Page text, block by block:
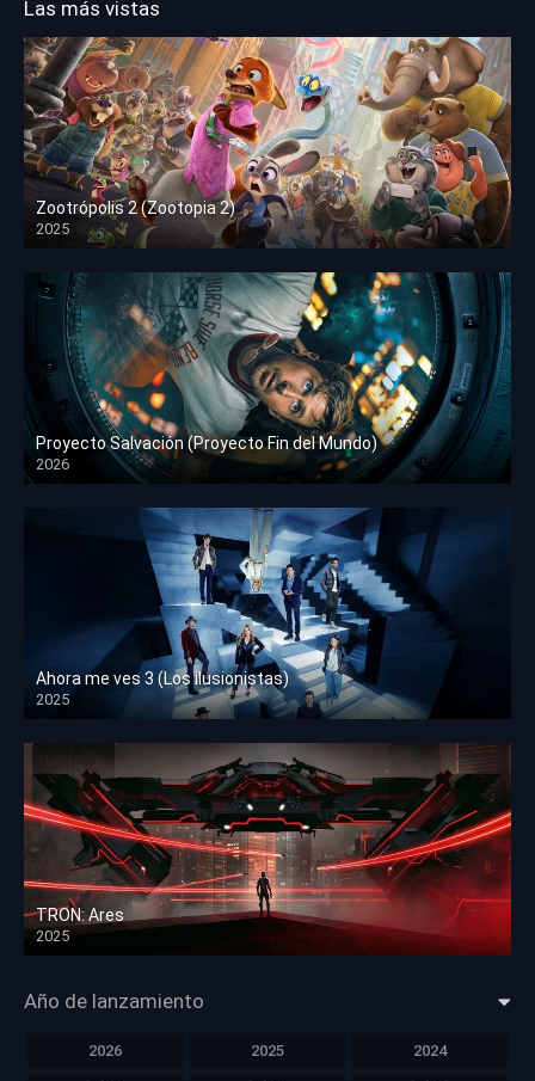
Las más vistas
Zootrópolis 2 (Zootopia 2)
2025
HD 1080p
Proyecto Salvación (Proyecto Fin del Mundo)
2026
HD 1080p
Ahora me ves 3 (Los ilusionistas)
2025
HD 1080p
TRON: Ares
2025
HD 1080p
Año de lanzamiento
2026 2025 2024